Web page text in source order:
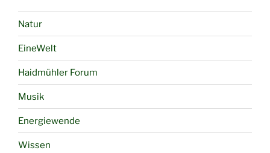
Natur
EineWelt
Haidmühler Forum
Musik
Energiewende
Wissen